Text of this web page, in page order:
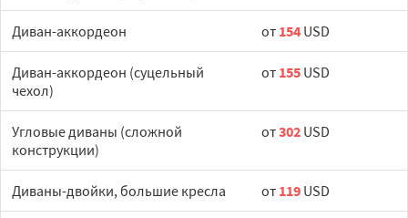
Диван-аккордеон от 154 USD
Диван-аккордеон (суцельный
чехол)
от 155 USD
Угловые диваны (сложной
конструкции)
от302 USD
Диваны-двойки, большие кресла от 119 USD